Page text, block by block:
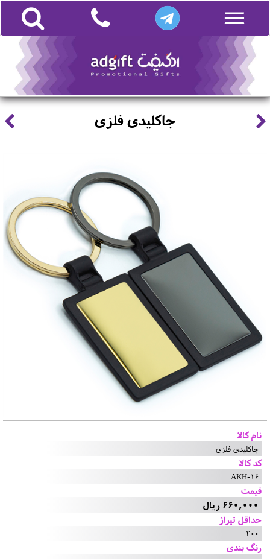
جاکلیدی فلزی
نام کالا
جاکلیدی فلزی
کد کالا
AKH-16
قیمت
660,000 ریال
حداقل تیراژ
200
رنگ بندی